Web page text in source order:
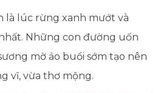
là lúc rừng xanh mướt và
Những con đường uốn
mờ ảo buổi sớm tạo nên
vĩ, vừa thơ mộng.